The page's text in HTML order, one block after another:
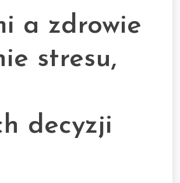
a zdrowie
stresu,
decyzji